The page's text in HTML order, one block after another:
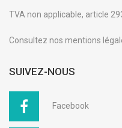
TVA non applicable, article
Consultez nos mentions
SUIVEZ-NOUS
Facebook